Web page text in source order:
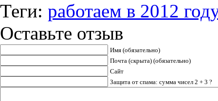
Теги: работаем в 2012 году
Оставьте отзыв
Имя (обязательно)
Почта (скрыта) (обязательно)
Сайт
Защита от спама: сумма чисел 2 + 3 ?